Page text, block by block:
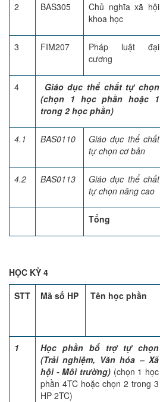
2 BAS305
Chủ nghĩa xã hội
khoa học
3 FIM207
Pháp luật đại
cương
4
Giáo dục thể chất tự chọn
(chọn 1 học phần hoặc 1
trong 2 học phần)
4.1 BAS0110
Giáo dục thể chất
tự chọn cơ bản
4.2 BAS0113
Giáo dục thể chất
tự chọn nâng cao
Tổng
HỌC KỲ 4
STT
Mã số HP Tên học phần
1
Học phần bổ trợ tự chọn
(Trải nghiệm, Văn hóa – Xã
hội - Môi trường) (chọn 1 học
phần 4TC hoặc chọn 2 trong 3
HP 2TC)